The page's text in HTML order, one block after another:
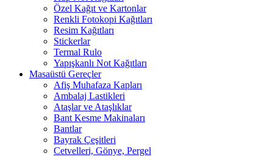
Özel Kağıt ve Kartonlar
Renkli Fotokopi Kağıtları
Resim Kağıtları
Stickerlar
Termal Rulo
Yapışkanlı Not Kağıtları
Masaüstü Gereçler
Afiş Muhafaza Kapları
Ambalaj Lastikleri
Ataşlar ve Ataşlıklar
Bant Kesme Makinaları
Bantlar
Bayrak Çeşitleri
Cetvelleri, Gönye, Pergel